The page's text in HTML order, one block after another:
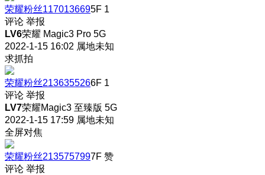
荣耀粉丝1170136695F 1
评论 举报
LV6荣耀 Magic3 Pro 5G
2022-1-15 16:02 属地未知
求抓拍
荣耀粉丝2136355266F 1
评论 举报
LV7荣耀Magic3 至臻版 5G
2022-1-15 17:59 属地未知
全屏对焦
荣耀粉丝2135757997F 赞
评论 举报